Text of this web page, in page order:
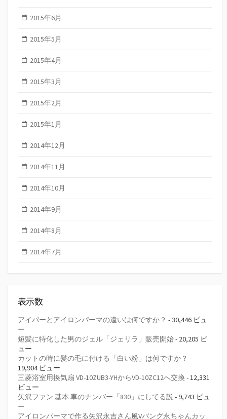
2015年6月
2015年5月
2015年4月
2015年3月
2015年2月
2015年1月
2014年12月
2014年11月
2014年10月
2014年9月
2014年8月
2014年7月
表示数
アイパーとアイロンパーマの違いは何ですか？ - 30,446 ビュ
ー
短髪に特化した男のジェル「ジェリラ」販売開始- 20,205 ビ
ュー
カットの時に髪の毛に付ける「白い粉」は何ですか？ -
19,904 ビュー
三菱浴室用換気扇 VD-10ZUB3-YHからVD-10ZC12へ交換 - 12,331
ビュー
矢沢ファン 基本 車のナンバー「830」にしてる説- 9,743 ビュ
ー
アイロンパーマで作る矢沢永吉さん風Vバング永ちゃんカッ